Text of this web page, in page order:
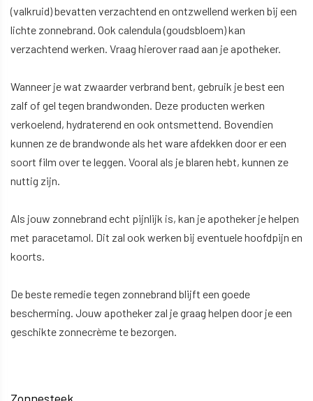
(valkruid) bevatten verzachtend en ontzwellend werken bij een
lichte zonnebrand. Ook calendula (goudsbloem) kan
verzachtend werken. Vraag hierover raad aan je apotheker.
Wanneer je wat zwaarder verbrand bent, gebruik je best een
zalf of gel tegen brandwonden. Deze producten werken
verkoelend, hydraterend en ook ontsmettend. Bovendien
kunnen ze de brandwonde als het ware afdekken door er een
soort film over te leggen. Vooral als je blaren hebt, kunnen ze
nuttig zijn.
Als jouw zonnebrand echt pijnlijk is, kan je apotheker je helpen
met paracetamol. Dit zal ook werken bij eventuele hoofdpijn en
koorts.
De beste remedie tegen zonnebrand blijft een goede
bescherming. Jouw apotheker zal je graag helpen door je een
geschikte zonnecrème te bezorgen.
Zonnesteek